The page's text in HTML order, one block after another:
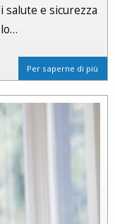
e sicurezza
Per saperne di più